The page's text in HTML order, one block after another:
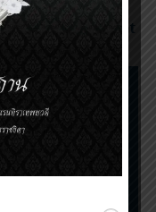
2020 Booklet